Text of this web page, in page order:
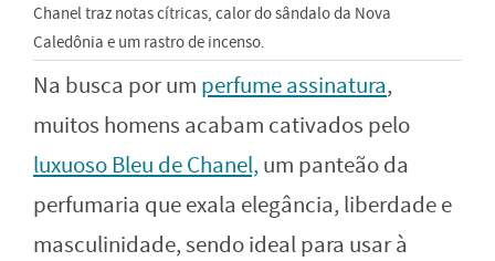
Chanel traz notas cítricas, calor do sândalo da Nova
Caledônia e um rastro de incenso.
Na busca por um perfume assinatura,
muitos homens acabam cativados pelo
luxuoso Bleu de Chanel,um panteão da
perfumaria que exala elegância, liberdade e
masculinidade, sendo ideal para usar à